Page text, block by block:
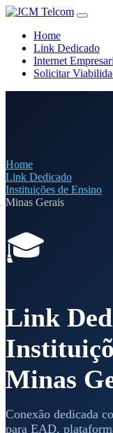
Home
Link Dedicado
Internet
Solicitar
Home
Link Dedicado
Instituições de Ensino
Minas Gerais
🎓
Link
Minas
Conexão dedicada
para EAD,